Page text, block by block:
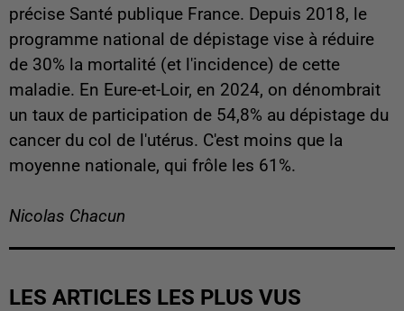
précise Santé publique France. Depuis 2018, le
programme national de dépistage vise à réduire
de 30% la mortalité (et l'incidence) de cette
maladie. En Eure-et-Loir, en 2024, on dénombrait
un taux de participation de 54,8% au dépistage du
cancer du col de l'utérus. C'est moins que la
moyenne nationale, qui frôle les 61%.
Nicolas Chacun
LES ARTICLES LES PLUS VUS